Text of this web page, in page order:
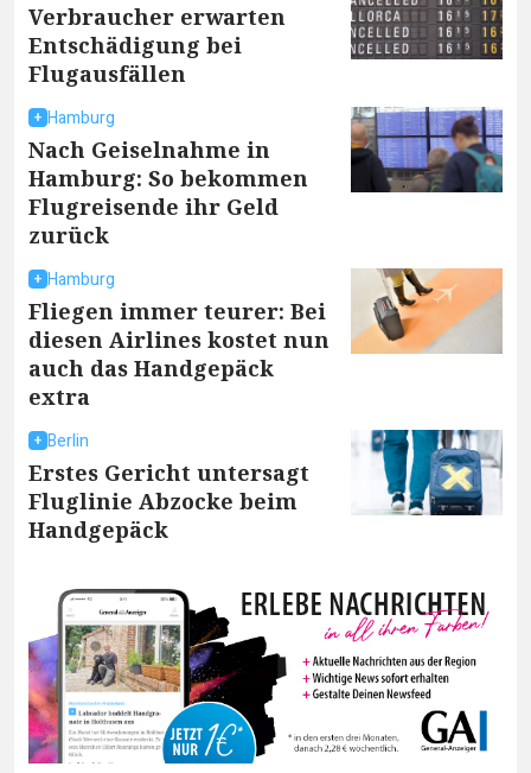
Verbraucher erwarten
Entschädigung bei
Flugausfällen
Hamburg
Nach Geiselnahme in
Hamburg: So bekommen
Flugreisende ihr Geld
zurück
Hamburg
Fliegen immer teurer: Bei
diesen Airlines kostet nun
auch das Handgepäck
extra
Berlin
Erstes Gericht untersagt
Fluglinie Abzocke beim
Handgepäck